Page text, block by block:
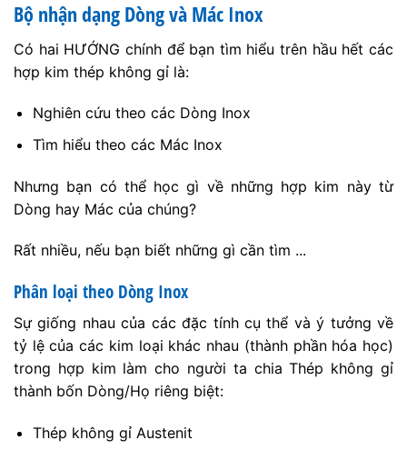
Bộ nhận dạng Dòng và Mác Inox
Có hai HƯỚNG chính để bạn tìm hiểu trên hầu hết các
hợp kim thép không gỉ là:
Nghiên cứu theo các Dòng Inox
Tìm hiểu theo các Mác Inox
Nhưng bạn có thể học gì về những hợp kim này từ
Dòng hay Mác của chúng?
Rất nhiều, nếu bạn biết những gì cần tìm ...
Phân loại theo Dòng Inox
Sự giống nhau của các đặc tính cụ thể và ý tưởng về
tỷ lệ của các kim loại khác nhau (thành phần hóa học)
trong hợp kim làm cho người ta chia Thép không gỉ
thành bốn Dòng/Họ riêng biệt:
Thép không gỉ Austenit